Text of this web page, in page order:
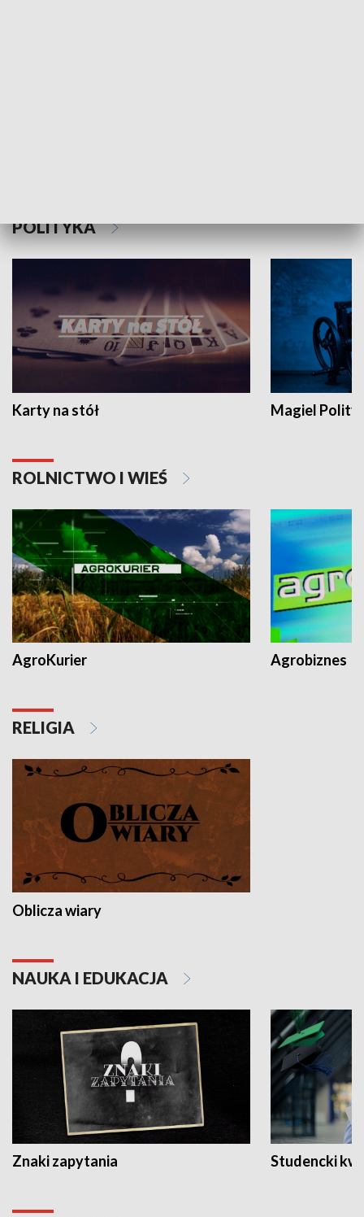
POLITYKA
Karty na stół Magiel
ROLNICTWO I WIEŚ
AgroKurier Agrobiznes
RELIGIA
Oblicza wiary
NAUKA I EDUKACJA
Znaki zapytania Studencki